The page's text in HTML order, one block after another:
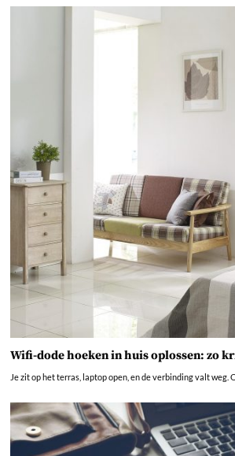
Wifi-dode hoeken in huis oplossen: zo
Je zit op het terras, laptop open, en de verbinding valt weg.